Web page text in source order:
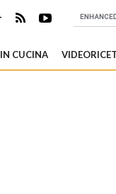
IN CUCINA